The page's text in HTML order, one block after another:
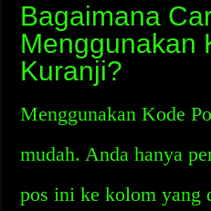
Bagaimana
Menggunakan
Kuranji?
Menggunakan Kode
mudah. Anda hanya
pos ini ke kolom yang